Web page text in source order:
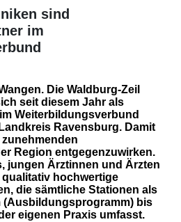
sind
im
Die Waldburg-Zeil
seit diesem Jahr als
Weiterbildungsverbund
Ravensburg. Damit
Region entgegenzuwirken.
jungen Ärztinnen und Ärzten
hochwertige
die sämtliche Stationen als
(Ausbildungsprogramm) bis
eigenen Praxis umfasst.